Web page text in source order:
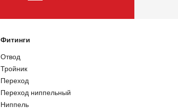
Фитинги
Отвод
Тройник
Переход
Переход ниппельный
Ниппель